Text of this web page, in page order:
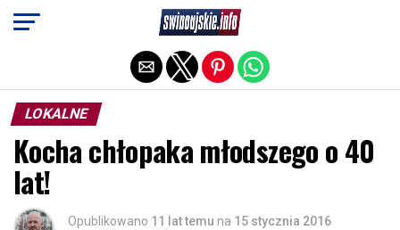
LOKALNE
Kocha chłopaka młodszego o 40
lat!
Opublikowano 11 lat temu na 15 stycznia 2016
Exit mobile version